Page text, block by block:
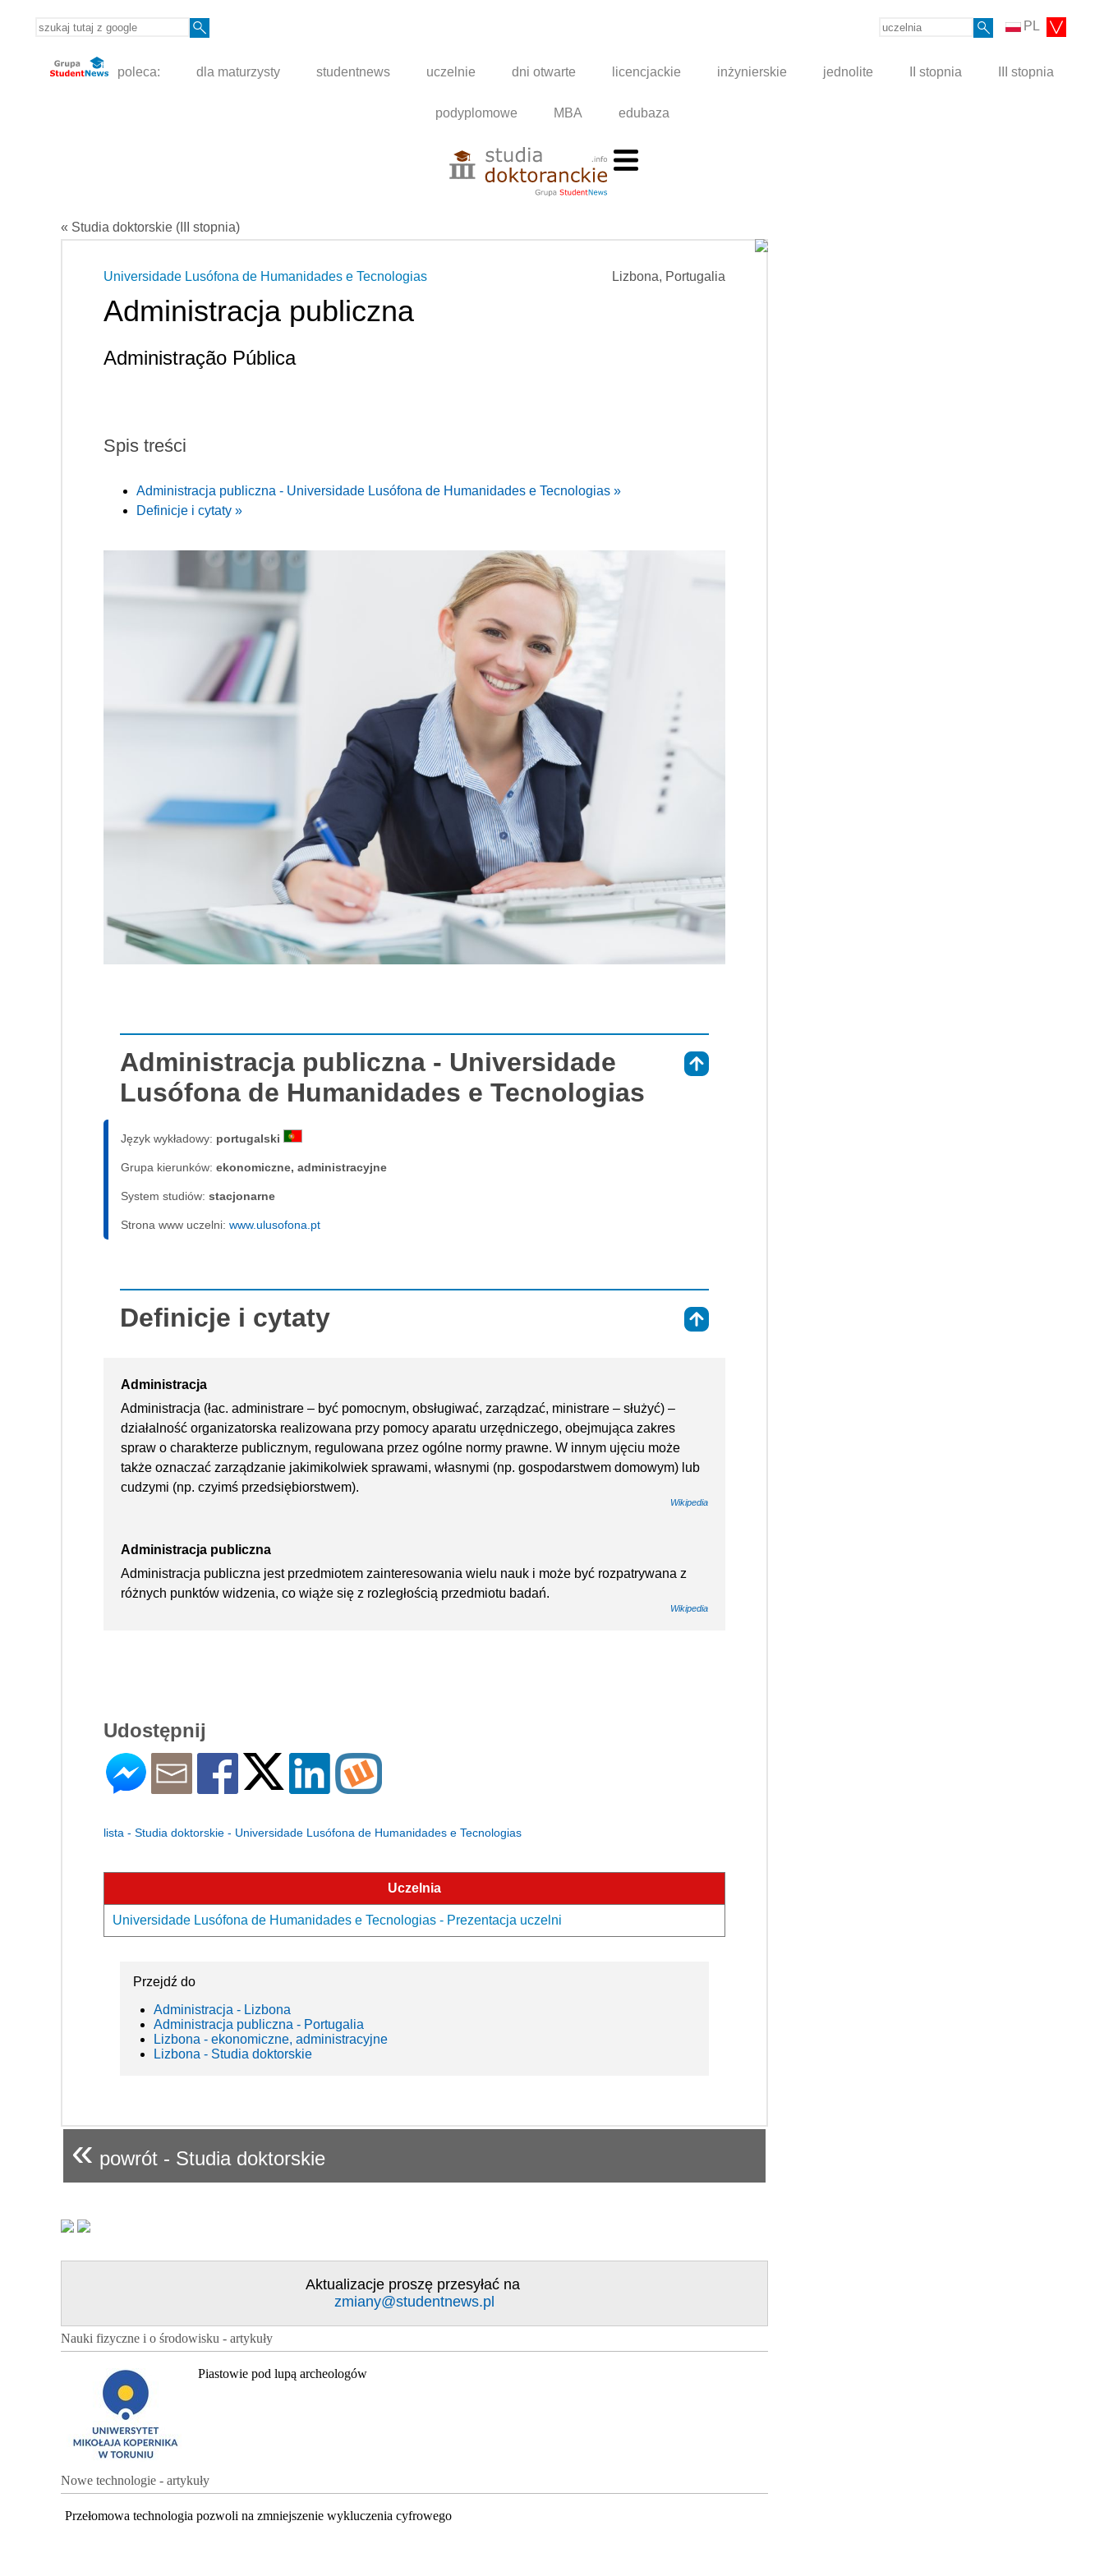
PL
poleca: dla maturzysty studentnews uczelnie dni otwarte licencjackie inżynierskie jednolite II stopnia III stopnia
podyplomowe MBA edubaza
« Studia doktorskie (III stopnia)
Lizbona, Portugalia
Universidade Lusófona de Humanidades e Tecnologias
Administracja publiczna
Administração Pública
Spis treści
Administracja publiczna - Universidade Lusófona de Humanidades e Tecnologias »
Definicje i cytaty »
Administracja publiczna - Universidade
Lusófona de Humanidades e Tecnologias
Język wykładowy: portugalski
Grupa kierunków: ekonomiczne, administracyjne
System studiów: sta­cjo­nar­ne
Strona www uczelni: www.ulusofona.pt
Definicje i cytaty
Administracja
Administracja (łac. administrare – być pomocnym, obsługiwać, zarządzać, ministrare – służyć) –
działalność organizatorska realizowana przy pomocy aparatu urzędniczego, obejmująca zakres
spraw o charakterze publicznym, regulowana przez ogólne normy prawne. W innym ujęciu może
także oznaczać zarządzanie jakimikolwiek sprawami, własnymi (np. gospodarstwem domowym) lub
cudzymi (np. czyimś przedsiębiorstwem).
Wikipedia
Administracja publiczna
Administracja publiczna jest przedmiotem zainteresowania wielu nauk i może być rozpatrywana z
różnych punktów widzenia, co wiąże się z rozległością przedmiotu badań.
Wikipedia
Udostępnij
lista - Studia doktorskie - Universidade Lusófona de Humanidades e Tecnologias
Uczelnia
Universidade Lusófona de Humanidades e Tecnologias - Prezentacja uczelni
Przejdź do
Administracja - Lizbona
Administracja publiczna - Portugalia
Lizbona - ekonomiczne, administracyjne
Lizbona - Studia doktorskie
« powrót - Studia doktorskie
Aktualizacje proszę przesyłać na
zmiany@studentnews.pl
Nauki fizyczne i o środowisku - artykuły
Piastowie pod lupą archeologów
Nowe technologie - artykuły
Przełomowa technologia pozwoli na zmniejszenie wykluczenia cyfrowego